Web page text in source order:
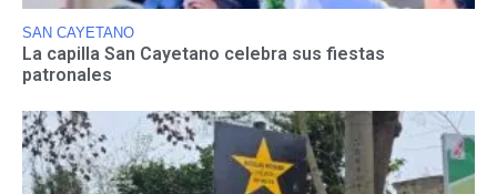
SAN CAYETANO
La capilla San Cayetano celebra sus fiestas
patronales